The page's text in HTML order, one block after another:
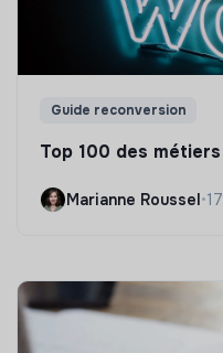
Guide reconversion
Top 100 des
Marianne Roussel•